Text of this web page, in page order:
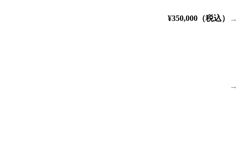
¥350,000（税込） →
→